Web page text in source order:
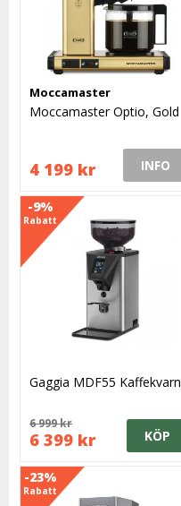
Moccamaster
Moccamaster Optio, Gold
4 199 kr INFO
-9%
Rabatt
Gaggia MDF55 Kaffekvarn
6 999 kr
6 399 kr KÖP
-23%
Rabatt